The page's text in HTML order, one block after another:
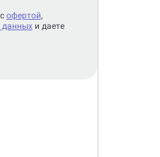
офертой,
данныхи даете